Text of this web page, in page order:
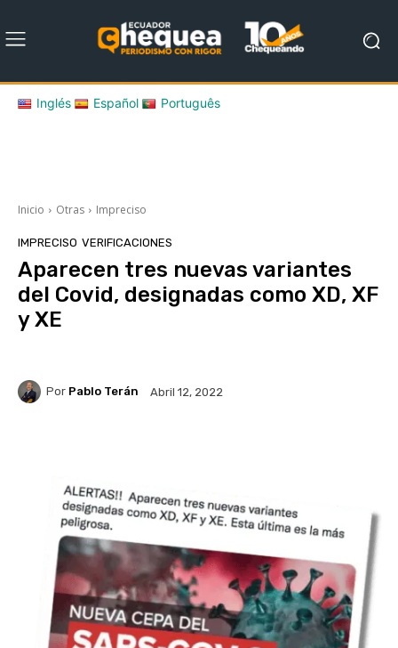
Inglés Español Português
Inicio Otras Impreciso
IMPRECISO VERIFICACIONES
Aparecen tres nuevas variantes
del Covid, designadas como XD, XF
y XE
Por Pablo Terán Abril 12, 2022